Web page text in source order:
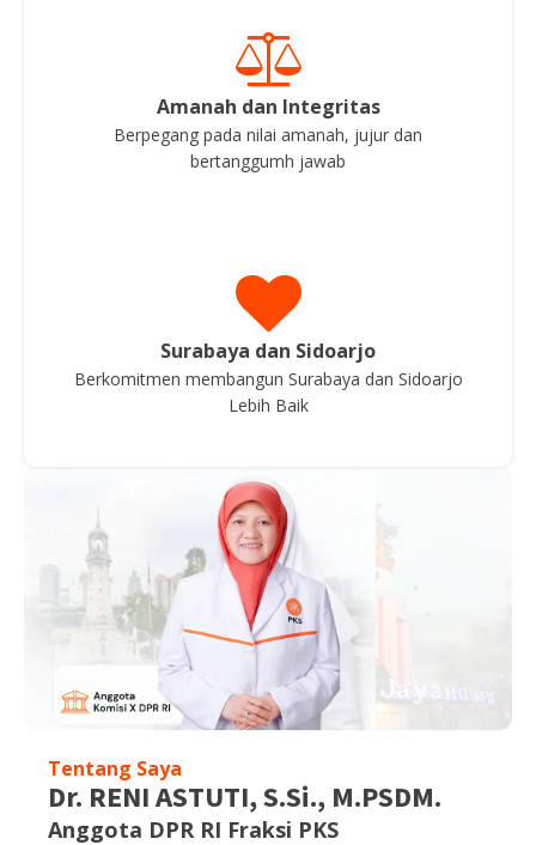
Amanah dan Integritas
Berpegang pada nilai amanah, jujur dan
bertanggumh jawab
Surabaya dan Sidoarjo
Berkomitmen membangun Surabaya dan Sidoarjo
Lebih Baik
Tentang Saya
Dr. RENI ASTUTI, S.Si., M.PSDM.
Anggota DPR RI Fraksi PKS